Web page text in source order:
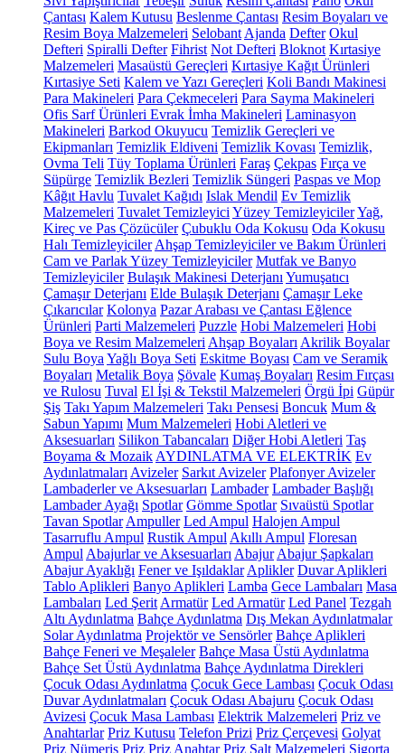
Çantası Kalem Kutusu Beslenme Çantası Resim Boyaları ve
Resim Boya Malzemeleri Selobant Ajanda Defter Okul
Defteri Spiralli Defter Fihrist Not Defteri Bloknot Kırtasiye
Malzemeleri Masaüstü Gereçleri Kırtasiye Kağıt Ürünleri
Kırtasiye Seti Kalem ve Yazı Gereçleri Koli Bandı Makinesi
Para Makineleri Para Çekmeceleri Para Sayma Makineleri
Ofis Sarf Ürünleri Evrak İmha Makineleri Laminasyon
Makineleri Barkod Okuyucu Temizlik Gereçleri ve
Ekipmanları Temizlik Eldiveni Temizlik Kovası Temizlik,
Ovma Teli Tüy Toplama Ürünleri Faraş Çekpas Fırça ve
Süpürge Temizlik Bezleri Temizlik Süngeri Paspas ve Mop
Kâğıt Havlu Tuvalet Kağıdı Islak Mendil Ev Temizlik
Malzemeleri Tuvalet Temizleyici Yüzey TemizleyicilerYağ,
Kireç ve Pas Çözücüler Çubuklu Oda Kokusu Oda Kokusu
Halı Temizleyiciler Ahşap Temizleyiciler ve Bakım Ürünleri
Cam ve Parlak Yüzey Temizleyiciler Mutfak ve Banyo
Temizleyiciler Bulaşık Makinesi Deterjanı Yumuşatıcı
Çamaşır Deterjanı Elde Bulaşık Deterjanı Çamaşır Leke
Çıkarıcılar Kolonya Pazar Arabası ve Çantası Eğlence
Ürünleri Parti Malzemeleri Puzzle Hobi Malzemeleri Hobi
Boya ve Resim Malzemeleri Ahşap Boyaları Akrilik Boyalar
Sulu Boya Yağlı Boya Seti Eskitme Boyası Cam ve Seramik
Boyaları Metalik Boya Şövale Kumaş Boyaları Resim Fırçası
ve Rulosu Tuval El İşi & Tekstil Malzemeleri Örgü İpi Güpür
Şiş Takı Yapım Malzemeleri Takı Pensesi Boncuk Mum &
Sabun Yapımı Mum Malzemeleri Hobi Aletleri ve
Aksesuarları Silikon Tabancaları Diğer Hobi Aletleri Taş
Boyama & Mozaik AYDINLATMA VE ELEKTRİK Ev
Aydınlatmaları Avizeler Sarkıt Avizeler Plafonyer Avizeler
Lambaderler ve Aksesuarları Lambader Lambader Başlığı
Lambader Ayağı Spotlar Gömme Spotlar Sıvaüstü Spotlar
Tavan Spotlar Ampuller Led Ampul Halojen Ampul
Tasarruflu Ampul Rustik Ampul Akıllı Ampul Floresan
Ampul Abajurlar ve Aksesuarları Abajur Abajur Şapkaları
Abajur Ayaklığı Fener ve Işıldaklar Aplikler Duvar Aplikleri
Tablo Aplikleri Banyo Aplikleri Lamba Gece Lambaları Masa
Lambaları Led Şerit Armatür Led Armatür Led Panel Tezgah
Altı Aydınlatma Bahçe Aydınlatma Dış Mekan Aydınlatmalar
Solar Aydınlatma Projektör ve Sensörler Bahçe Aplikleri
Bahçe Feneri ve Meşaleler Bahçe Masa Üstü Aydınlatma
Bahçe Set Üstü Aydınlatma Bahçe Aydınlatma Direkleri
Çocuk Odası Aydınlatma Çocuk Gece Lambası Çocuk Odası
Duvar Aydınlatmaları Çocuk Odası Abajuru Çocuk Odası
Avizesi Çocuk Masa Lambası Elektrik Malzemeleri Priz ve
Anahtarlar Priz Kutusu Telefon Prizi Priz Çerçevesi Golyat
Priz Nümeris Priz Priz Anahtar Priz Şalt Malzemeleri Sigorta